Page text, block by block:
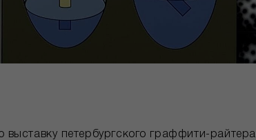
выставку петербургского граффити-райтера